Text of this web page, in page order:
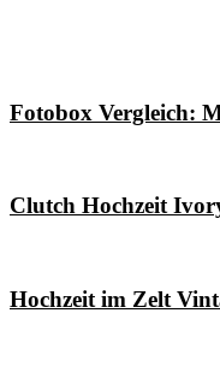
Fotobox Vergleich:
Clutch Hochzeit
Hochzeit im Zelt